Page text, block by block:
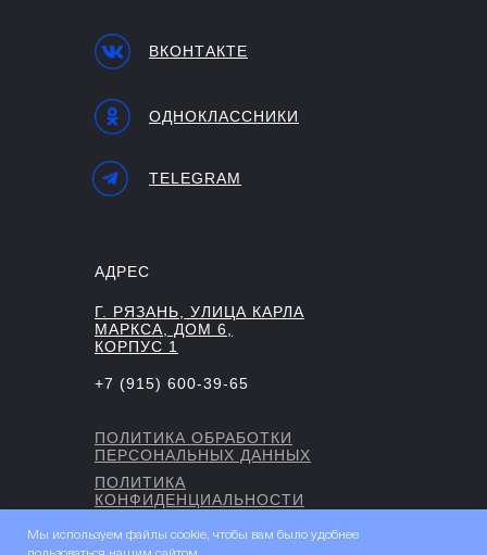
АНО ЦВПВМ "ГРАНИТ"
ПОЛИТИКА
КОНФИДЕНЦИАЛЬНОСТИ
ПОЛИТИКА ОБРАБОТКИ
ПЕРСОНАЛЬНЫХ ДАННЫХ
+7 (915) 600-39-65
Г. РЯЗАНЬ, УЛИЦА КАРЛА
МАРКСА, ДОМ 6,
КОРПУС 1
TELEGRAM
ОДНОКЛАССНИКИ
ВКОНТАКТЕ
АДРЕС
Мы используем файлы cookie, чтобы вам было удобнее